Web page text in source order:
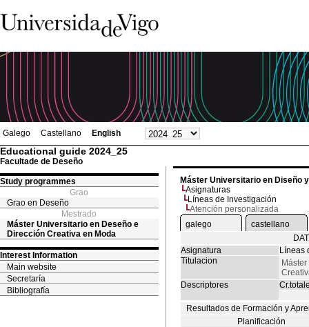
Galego Castellano English
Educational guide 2024_25
Facultade de Deseño
Study programmes
Grao
Grao en Deseño
Mestrado
Máster Universitario en Deseño e
Dirección Creativa en Moda
Interest Information
Main website
Secretaría
Bibliografía
Máster Universitario en Diseño
Asignaturas
Líneas de Investigación
Atención personalizada
galego
castellano
Asignatura
Líneas
Titulacion
Descriptores
Resultados de Formación y
Planificación